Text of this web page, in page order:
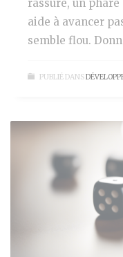
rassure, un
aide à avancer
semble flou.
PUBLIÉ DANS